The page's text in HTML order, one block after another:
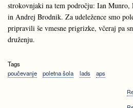
strokovnjaki na tem področju: Ian Munro,
in Andrej Brodnik. Za udeležence smo
pripravili še vmesne prigrizke, včeraj pa
druženju.
Tags
poučevanje
poletna šola lads aps